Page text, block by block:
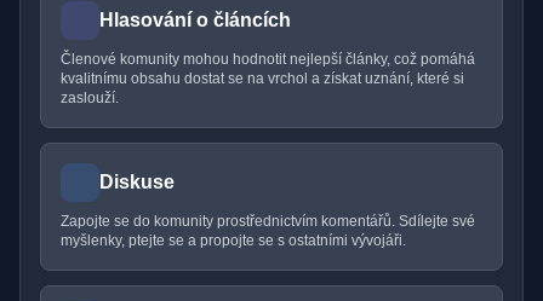
Hlasování o článcích
Členové komunity mohou hodnotit nejlepší články, což pomáhá
kvalitnímu obsahu dostat se na vrchol a získat uznání, které si
zaslouží.
Diskuse
Zapojte se do komunity prostřednictvím komentářů. Sdílejte své
myšlenky, ptejte se a propojte se s ostatními vývojáři.